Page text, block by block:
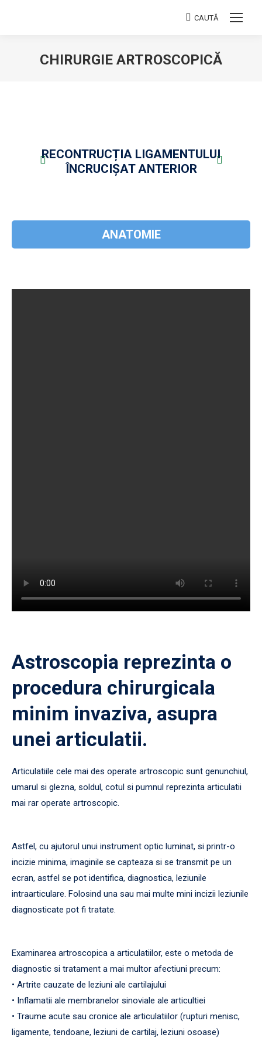
Search:
CAUTĂ
CHIRURGIE ARTROSCOPICĂ
RECONTRUCȚIA LIGAMENTULUI
ÎNCRUCIȘAT ANTERIOR
ANATOMIE
Astroscopia reprezinta o
procedura chirurgicala
minim invaziva, asupra
unei articulatii.
Articulatiile cele mai des operate artroscopic sunt genunchiul,
umarul si glezna, soldul, cotul si pumnul reprezinta articulatii
mai rar operate artroscopic.
Astfel, cu ajutorul unui instrument optic luminat, si printr-o
incizie minima, imaginile se capteaza si se transmit pe un
ecran, astfel se pot identifica, diagnostica, leziunile
intraarticulare. Folosind una sau mai multe mini incizii leziunile
diagnosticate pot fi tratate.
Examinarea artroscopica a articulatiilor, este o metoda de
diagnostic si tratament a mai multor afectiuni precum:
• Artrite cauzate de leziuni ale cartilajului
• Inflamatii ale membranelor sinoviale ale articultiei
• Traume acute sau cronice ale articulatiilor (rupturi menisc,
ligamente, tendoane, leziuni de cartilaj, leziuni osoase)